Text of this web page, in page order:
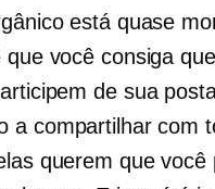
está quase
que você consiga
de sua
a compartilhar com
querem que você